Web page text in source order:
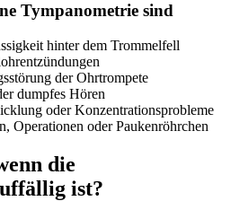
Tympanometrie sind
hinter dem Trommelfell
der Ohrtrompete
dumpfes Hören
oder Konzentrationsprobleme
Operationen oder Paukenröhrchen
die
ist?